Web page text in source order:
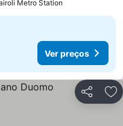
Metro Station
Ver preços
Partilhar